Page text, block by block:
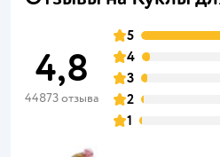
4,8
44873 отзыва
5
4
3
2
1